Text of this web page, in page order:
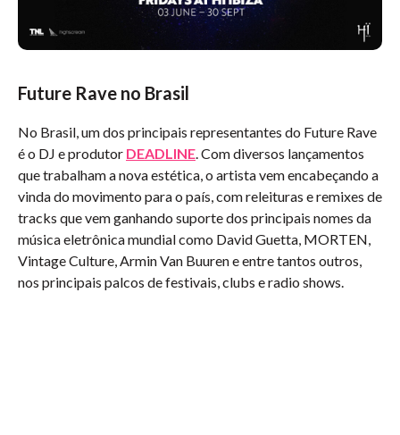
Future Rave no Brasil
No Brasil, um dos principais representantes do Future Rave
é o DJ e produtor DEADLINE. Com diversos lançamentos
que trabalham a nova estética, o artista vem encabeçando a
vinda do movimento para o país, com releituras e remixes de
tracks que vem ganhando suporte dos principais nomes da
música eletrônica mundial como David Guetta, MORTEN,
Vintage Culture, Armin Van Buuren e entre tantos outros,
nos principais palcos de festivais, clubs e radio shows.